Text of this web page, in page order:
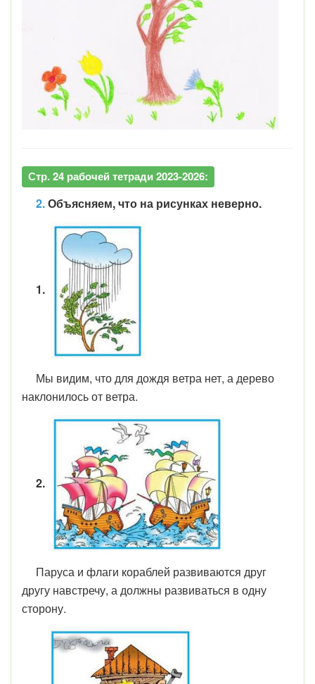
Стр. 24 рабочей тетради 2023-2026:
2.Объясняем, что на рисунках неверно.
1.
Мы видим, что для дождя ветра нет, а дерево
наклонилось от ветра.
2.
Паруса и флаги кораблей развиваются друг
другу навстречу, а должны развиваться в одну
сторону.